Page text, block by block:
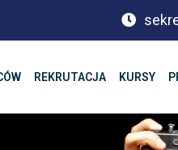
REKRUTACJA KURSY